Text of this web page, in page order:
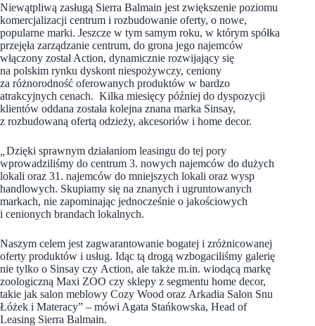
Niewątpliwą zasługą Sierra Balmain jest zwiększenie poziomu
komercjalizacji centrum i rozbudowanie oferty, o nowe,
popularne marki. Jeszcze w tym samym roku, w którym spółka
przejęła zarządzanie centrum, do grona jego najemców
włączony został Action, dynamicznie rozwijający się
na polskim rynku dyskont niespożywczy, ceniony
za różnorodność oferowanych produktów w bardzo
atrakcyjnych cenach. Kilka miesięcy później do dyspozycji
klientów oddana została kolejna znana marka Sinsay,
z rozbudowaną ofertą odzieży, akcesoriów i home decor.
Dzięki sprawnym działaniom leasingu do tej pory
wprowadziliśmy do centrum 3. nowych najemców do dużych
lokali oraz 31. najemców do mniejszych lokali oraz wysp
handlowych. Skupiamy się na znanych i ugruntowanych
markach, nie zapominając jednocześnie o jakościowych
i cenionych brandach lokalnych.
Naszym celem jest zagwarantowanie bogatej i zróżnicowanej
oferty produktów i usług. Idąc tą drogą wzbogaciliśmy galerię
nie tylko o Sinsay czy Action, ale także m.in. wiodącą markę
zoologiczną Maxi ZOO czy sklepy z segmentu home decor,
takie jak salon meblowy Cozy Wood oraz Arkadia Salon Snu
Łóżek i Materacy” – mówi Agata Stańkowska, Head of
Leasing Sierra Balmain.